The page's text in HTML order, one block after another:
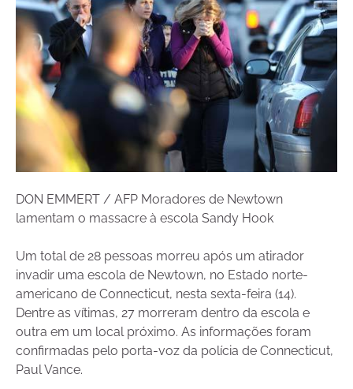
DON EMMERT / AFP Moradores de Newtown
lamentam o massacre à escola Sandy Hook
Um total de 28 pessoas morreu após um atirador
invadir uma escola de Newtown, no Estado norte-
americano de Connecticut, nesta sexta-feira (14).
Dentre as vítimas, 27 morreram dentro da escola e
outra em um local próximo. As informações foram
confirmadas pelo porta-voz da polícia de Connecticut,
Paul Vance.